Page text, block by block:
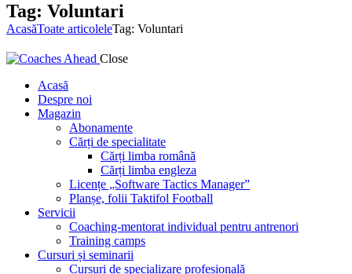
Tag: Voluntari
AcasăToate articoleleTag: Voluntari
Close
Acasă
Despre noi
Magazin
Abonamente
Cărți de specialitate
Cărți limba română
Cărți limba engleza
Licențe „Software Tactics Manager”
Planșe, folii Taktifol Football
Servicii
Coaching-mentorat individual pentru antrenori
Training camps
Cursuri și seminarii
Cursuri de specializare profesională